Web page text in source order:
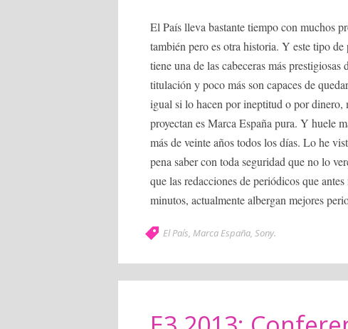
El País lleva bastante tiempo con muchos
también pero es otra historia. Y este tipo
tiene una de las cabeceras más
titulación y poco más son capaces de
igual si lo hacen por ineptitud o por dinero,
proyectan es Marca España pura. Y huele
más de veinte años todos los días. Lo he
pena saber con toda seguridad que no lo
que las redacciones de periódicos que
minutos, actualmente albergan mejores
El País, Marca España, Sony.